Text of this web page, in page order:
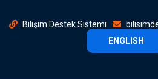
Bilişim Destek Sistemi
ENGLISH